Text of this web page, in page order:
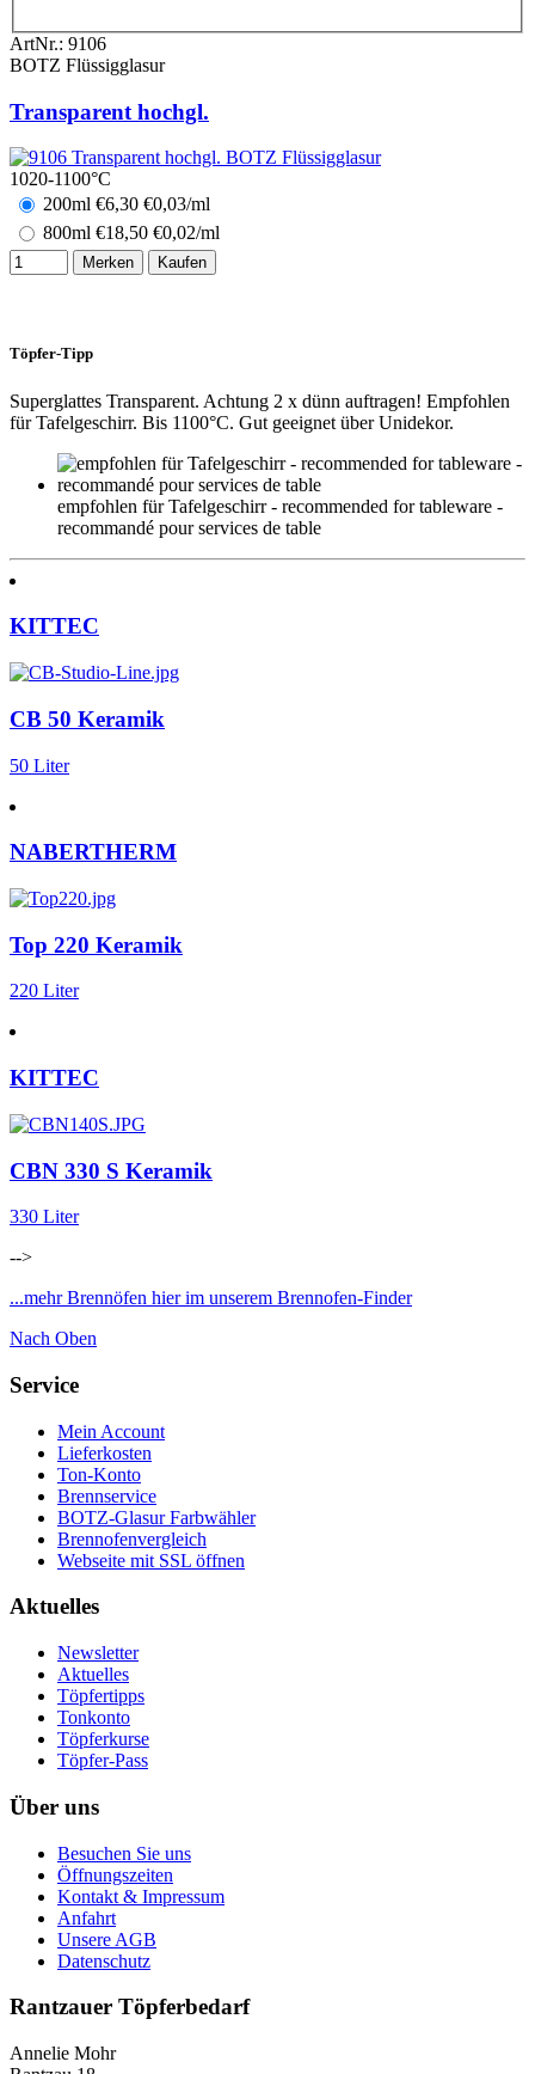
ArtNr.: 9106
BOTZ Flüssigglasur
Transparent hochgl.
1020-1100°C
200ml €6,30 €0,03/ml
800ml €18,50 €0,02/ml
Merken Kaufen
Töpfer-Tipp
Superglattes Transparent. Achtung 2 x dünn auftragen! Empfohlen
für Tafelgeschirr. Bis 1100°C. Gut geeignet über Unidekor.
empfohlen für Tafelgeschirr - recommended for tableware -
recommandé pour services de table
KITTEC
CB 50 Keramik
50 Liter
NABERTHERM
Top 220 Keramik
220 Liter
KITTEC
CBN 330 S Keramik
330 Liter
-->
...mehr Brennöfen hier im unserem Brennofen-Finder
Nach Oben
Service
Mein Account
Lieferkosten
Ton-Konto
Brennservice
BOTZ-Glasur Farbwähler
Brennofenvergleich
Webseite mit SSL öffnen
Aktuelles
Newsletter
Aktuelles
Töpfertipps
Tonkonto
Töpferkurse
Töpfer-Pass
Über uns
Besuchen Sie uns
Öffnungszeiten
Kontakt & Impressum
Anfahrt
Unsere AGB
Datenschutz
Rantzauer Töpferbedarf
Annelie Mohr